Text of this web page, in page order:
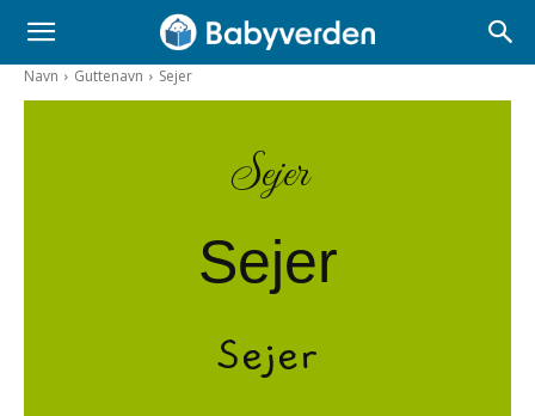
Navn Guttenavn Sejer
Sejer
Sejer
Sejer